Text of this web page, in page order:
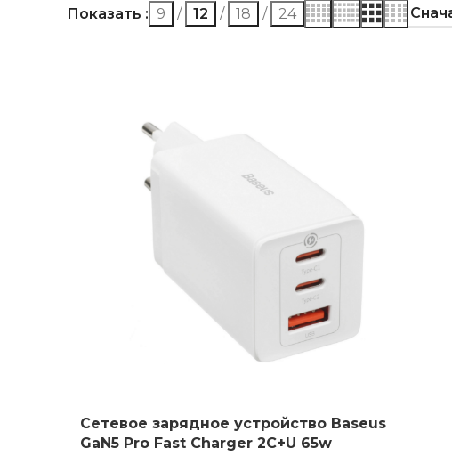
Показать
9 12 18 24
Сетевое зарядное устройство Baseus
GaN5 Pro Fast Charger 2C+U 65w